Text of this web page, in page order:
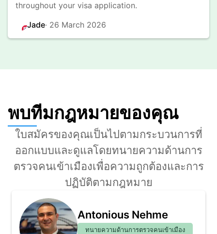
throughout your visa application.
Jade· 26 March 2026
พบทีมกฎหมายของคุณ
ใบสมัครของคุณเป็นไปตามกระบวนการที่
ออกแบบและดูแลโดยทนายความด้านการ
ตรวจคนเข้าเมืองเพื่อความถูกต้องและการ
ปฏิบัติตามกฎหมาย
Antonious Nehme
ทนายความด้านการตรวจคนเข้าเมือง